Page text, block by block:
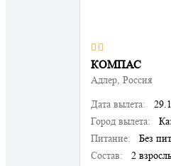
КОМПАС
Адлер, Россия
Дата вылета:
Город вылета:
Питание:
Без
Состав:
2